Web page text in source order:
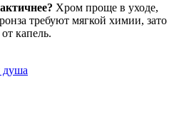
Хром проще в уходе,
требуют мягкой химии, зато
капель.
душа